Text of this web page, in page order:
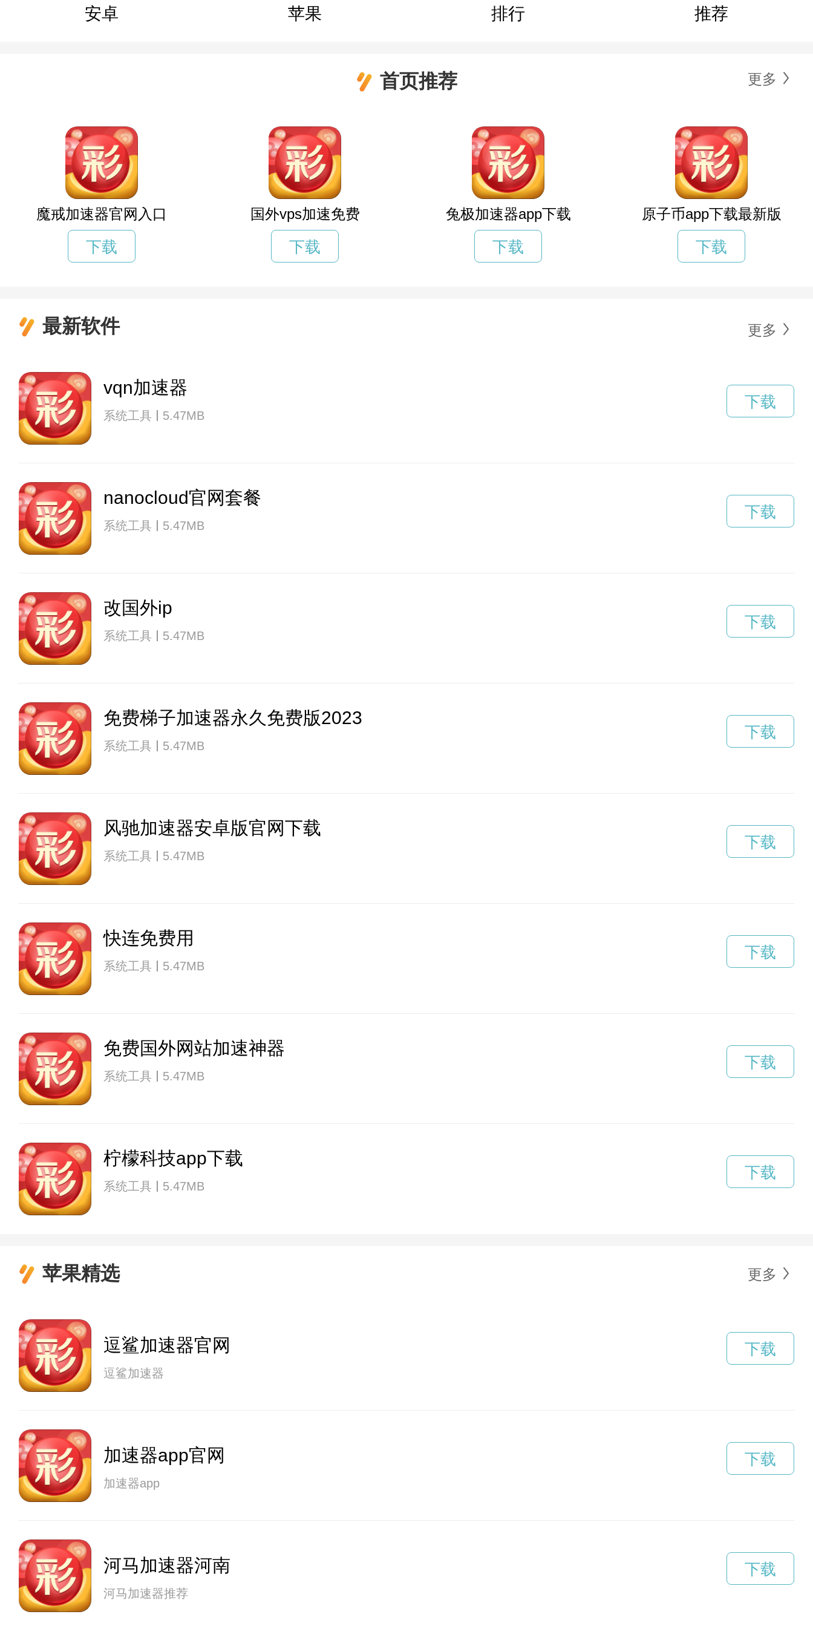
安卓 苹果 排行 推荐
首页推荐 更多
魔戒加速器官网入口
下载
国外vps加速免费
下载
兔极加速器app下载
下载
原子币app下载最新版
下载
最新软件 更多
vqn加速器
系统工具 5.47MB
下载
nanocloud官网套餐
系统工具 5.47MB
下载
改国外ip
系统工具 5.47MB
下载
免费梯子加速器永久免费版2023
系统工具 5.47MB
下载
风驰加速器安卓版官网下载
系统工具 5.47MB
下载
快连免费用
系统工具 5.47MB
下载
免费国外网站加速神器
系统工具 5.47MB
下载
柠檬科技app下载
系统工具 5.47MB
下载
苹果精选 更多
逗鲨加速器官网
逗鲨加速器
下载
加速器app官网
加速器app
下载
河马加速器河南
河马加速器推荐
下载